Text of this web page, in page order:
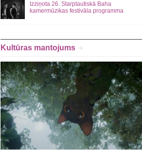
Izziņota 26. Starptautiskā Baha
kamermūzikas festivāla programma
Kultūras mantojums